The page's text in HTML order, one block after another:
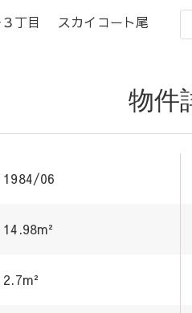
３丁目 スカイコート尾
物件
1984/06
14.98m²
2.7m²